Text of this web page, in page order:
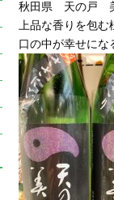
秋田県 天の戸
上品な香りを包む
口の中が幸せに